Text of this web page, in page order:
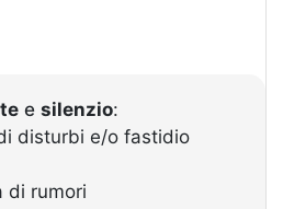
e silenzio:
disturbi e/o fastidio
di rumori